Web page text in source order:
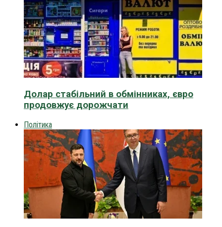
Долар стабільний в обмінниках, євро
продовжує дорожчати
Політика